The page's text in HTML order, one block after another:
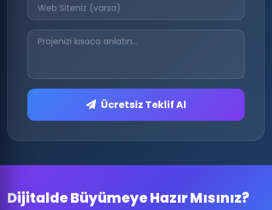
Ücretsiz Teklif Al
Dijitalde Büyümeye Hazır Mısınız?